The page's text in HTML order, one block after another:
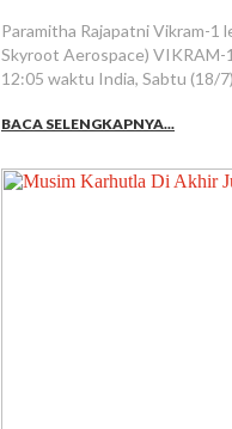
Paramitha Rajapatni Vikram-1
Skyroot Aerospace) VIKRAM-
12:05 waktu India, Sabtu (18/
BACA SELENGKAPNYA...